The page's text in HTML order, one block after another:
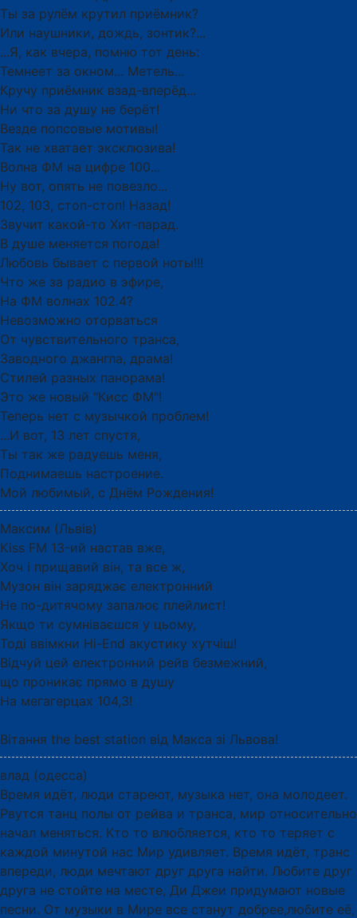
Ты за рулём крутил приёмник?
Или наушники, дождь, зонтик?...
...Я, как вчера, помню тот день:
Темнеет за окном... Метель...
Кручу приёмник взад-вперёд...
Ни что за душу не берёт!
Везде попсовые мотивы!
Так не хватает эксклюзива!
Волна ФМ на цифре 100...
Ну вот, опять не повезло...
102, 103, стоп-стоп! Назад!
Звучит какой-то Хит-парад.
В душе меняется погода!
Любовь бывает с первой ноты!!!
Что же за радио в эфире,
На ФМ волнах 102.4?
Невозможно оторваться
От чувствительного транса,
Заводного джангла, драма!
Стилей разных панорама!
Это же новый "Кисс ФМ"!
Теперь нет с музычкой проблем!
...И вот, 13 лет спустя,
Ты так же радуешь меня,
Поднимаешь настроение.
Мой любимый, с Днём Рождения!
Максим (Львів)
Kiss FM 13-ий настав вже,
Хоч і прищавий він, та все ж,
Музон він заряджає електронний
Не по-дитячому запалює плейлист!
Якщо ти сумніваєшся у цьому,
Тоді ввімкни Hi-End акустику хутчіш!
Відчуй цей електронний рейв безмежний,
що проникає прямо в душу
На мегагерцах 104,3!
Вітання the best station від Макса зі Львова!
влад (одесса)
Время идёт, люди стареют, музыка нет, она молодеет.
Рвутся танц полы от рейва и транса, мир относительно
начал меняться. Кто то влюбляется, кто то теряет с
каждой минутой нас Мир удивляет. Время идёт, транс
впереди, люди мечтают друг друга найти. Любите друг
друга не стойте на месте, Ди Джеи придумают новые
песни. От музыки в Мире все станут добрее,любите её,